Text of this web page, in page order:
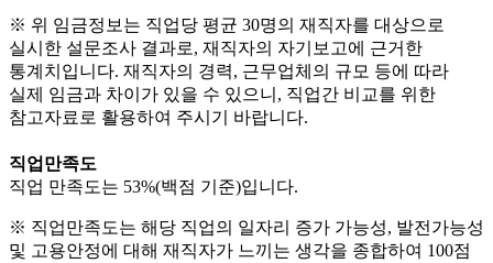
※ 위 임금정보는 직업당 평균 30명의 재직자를 대상으로
실시한 설문조사 결과로, 재직자의 자기보고에 근거한
통계치입니다. 재직자의 경력, 근무업체의 규모 등에 따라
실제 임금과 차이가 있을 수 있으니, 직업간 비교를 위한
참고자료로 활용하여 주시기 바랍니다.
직업만족도
직업 만족도는 53%(백점 기준)입니다.
※ 직업만족도는 해당 직업의 일자리 증가 가능성, 발전가능성
및 고용안정에 대해 재직자가 느끼는 생각을 종합하여 100점